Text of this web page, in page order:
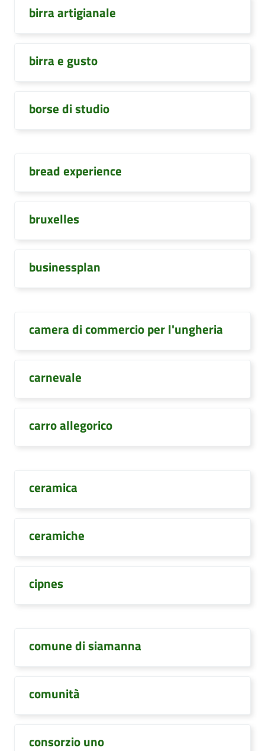
birra artigianale
birra e gusto
borse di studio
bread experience
bruxelles
businessplan
camera di commercio per l'ungheria
carnevale
carro allegorico
ceramica
ceramiche
cipnes
comune di siamanna
comunità
consorzio uno